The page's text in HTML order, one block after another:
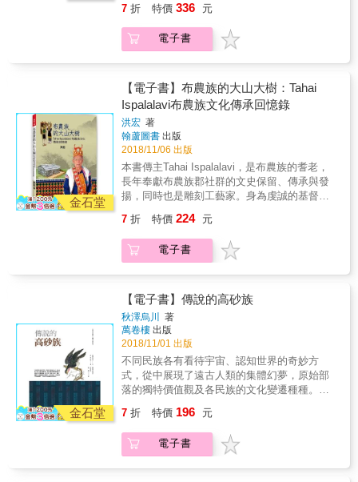
原住民！目前人口數約400人的拉阿魯哇族，是
台灣原住民中，唯一以貝殼為神的族群，由於
多數民眾對其不為所知，加上面臨語言、文化
的艱辛歷程，包括： 族群如何走出歷史迷霧，
從「南鄒族」的他人歸類中脫身，找到真正屬
於自己的身分認同。 & 揭開貝神的神祕面紗，
族人如何失落及重現其獨特信仰祭典的過程、
迷惘與信心。 & 老、中、青三代在族語及文化
復振薪傳中所扮演的不同角色功能，有合力，
有焦慮，也有折衝。 & 環境巨大衝擊下，人口
數寡少的族群，面臨強勢布農化及漢化壓力，
其展現的策略與韌性。 & 除父權男性，女性在
族群語言文化復振中的特殊角色與功能，其微
育與家庭教育配合下，拉阿魯哇幼苗正成長茁
壯，族語薪傳已獲得初步成效。 & 拉阿魯哇族
是台灣原住民中，唯一以貝殼為神的族群！ &
任教期間，有機會接觸到僅存於高雄市的拉阿
魯哇族(Hla&rsquo;alua)，感受其爭取正名與復
振文化的苦心與艱難而興起採訪報導之心念，
以一年半時間深入部落，大量訪談、觀察、田
調，配合平面及影音文獻搜集，採取報導文學
的方式，以本書向山上的朋友──人數單薄而堅
持追尋與復振族群文化的勇氣致敬。 & 此外，
拉阿魯哇族在漢人開山採樟入侵傳統領域下，
與客家人相遇的過程，這場族群遭遇，開啟了
日後拉阿魯哇族復振靈魂人物游仁貴的身世；
而在日治時期皇民化運動「宗教改革」下被迫
7 折 特價 336 元
電子書
金石堂
【電子書】布農族的大山大樹：Tahai
Ispalalavi布農族文化傳承回憶錄
洪宏 著
翰蘆圖書 出版
2018/11/06 出版
本書傳主Tahai Ispalalavi，是布農族的耆老，
長年奉獻布農族郡社群的文史保留、傳承與發
揚，同時也是雕刻工藝家。身為虔誠的基督
物，擔任過武陵部落的村長與6屆鄉民代表，而
對於文化復振的工作，他始終堅守崗位。 對布
農族人而言，Tahai Ispalalavi所做的貢獻，宛
響力量。本書作者洪宏，即在Tahai Ispalalavi
所奠基的文化基礎上，循著Tahai Ispalalavi高
大的文化身影，以「達海專案」出發，深入挖
掘Tahai Ispalalavi過去30年來所滋養出的文化
傳承果實，並從中努力去開發傳承文化工作上
的更多可能性。
7 折 特價 224 元
電子書
金石堂
【電子書】傳說的高砂族
秋澤烏川
著
萬卷樓 出版
2018/11/01 出版
不同民族各有看待宇宙、認知世界的奇妙方
式，從中展現了遠古人類的集體幻夢，原始部
落的獨特價值觀及各民族的文化變遷種種。當
新的文創動力，無不自此出。這些故事不再虛
無縹緲，一趟奇妙之旅就鋪展在我們眼前。
7 折 特價 196 元
電子書